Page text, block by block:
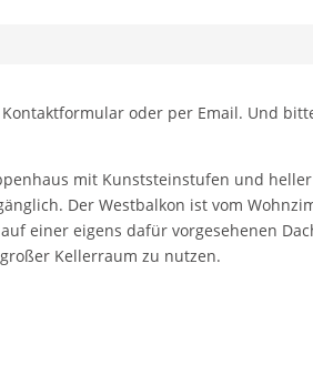
oder per Email. Und
mit Kunststeinstufen und
Der Westbalkon ist vom
einer eigens dafür vorgesehenen
Kellerraum zu nutzen.